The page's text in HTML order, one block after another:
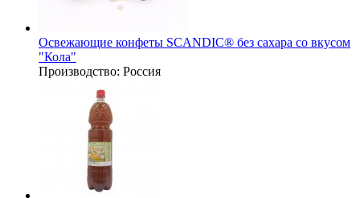
Освежающие конфеты SCANDIC® без сахара со вкусом
"Кола"
Производство: Россия